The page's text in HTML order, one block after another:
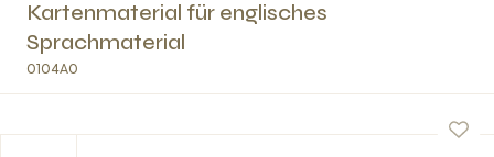
Kartenmaterial für englisches
Sprachmaterial
0104A0